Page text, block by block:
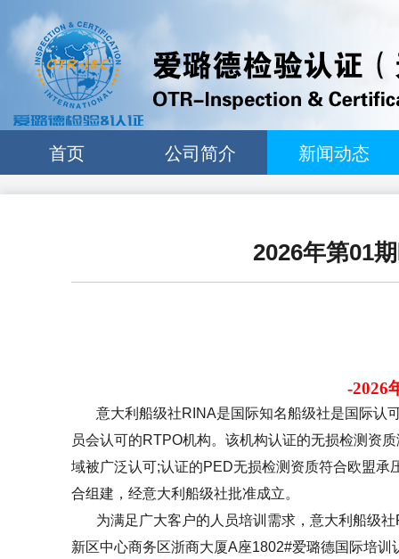
首页 公司简介
公司简介
联系方式
新闻动态
新闻动态
培训通知&计划
2026年第01
-2026
意大利船级社RINA是国际知名船级社是国际认
员会认可的RTPO机构。该机构认证的无损检测资
域被广泛认可;认证的PED无损检测资质符合欧盟承
合组建，经意大利船级社批准成立。
为满足广大客户的人员培训需求，意大利船级社
新区中心商务区浙商大厦A座1802#爱璐德国际培训